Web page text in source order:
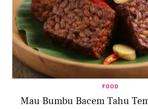
FOOD
Mau Bumbu Bacem Tahu